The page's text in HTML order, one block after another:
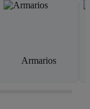
Armarios